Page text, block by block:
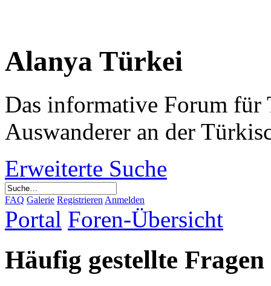
Alanya Türkei
Das informative Forum für
Auswanderer an der
Erweiterte Suche
FAQ Galerie Registrieren Anmelden
Portal Foren-Übersicht
Häufig gestellte Fragen